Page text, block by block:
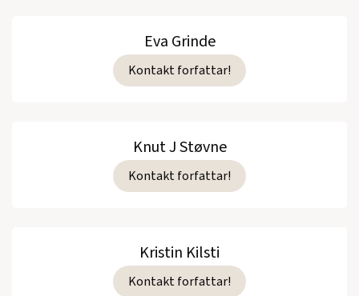
Eva Grinde
Kontakt forfattar!
Knut J Støvne
Kontakt forfattar!
Kristin Kilsti
Kontakt forfattar!